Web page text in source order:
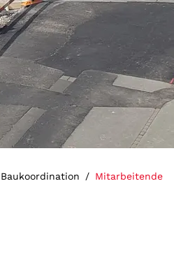
Baukoordination Mitarbeitende